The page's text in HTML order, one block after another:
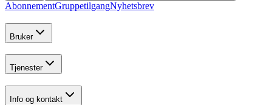
AbonnementGruppetilgangNyhetsbrev
Bruker
Tjenester
Info og kontakt